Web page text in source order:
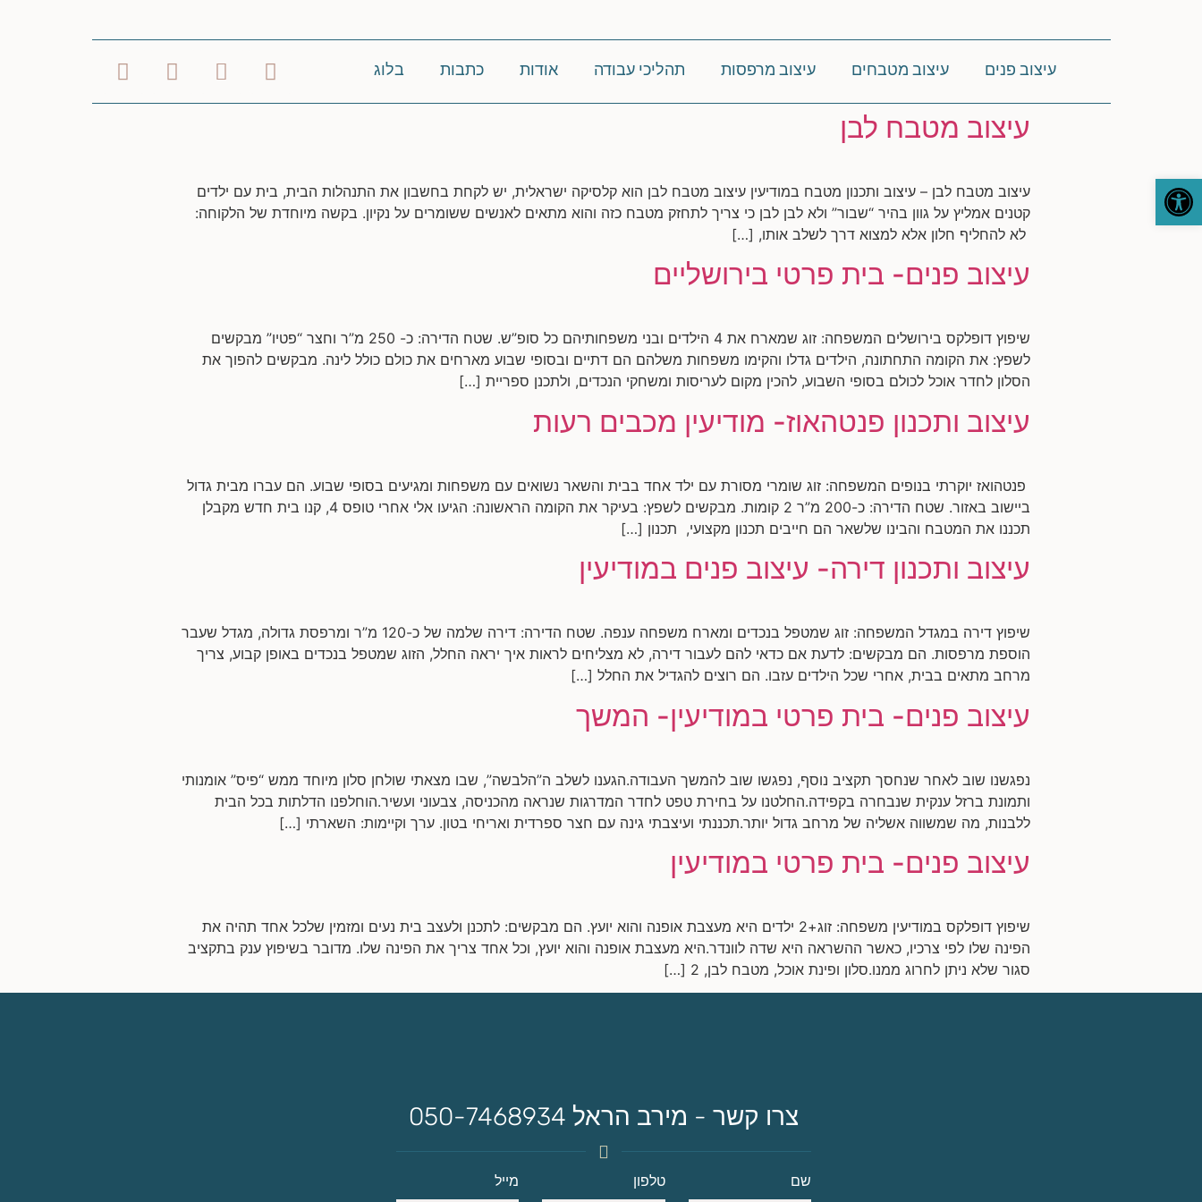
פתח סרגל נגישות
עיצוב פנים עיצוב מטבחים עיצוב מרפסות תהליכי עבודה אודות כתבות בלוג
עיצוב מטבח לבן
עיצוב מטבח לבן – עיצוב ותכנון מטבח במודיעין עיצוב מטבח לבן הוא קלסיקה ישראלית, יש לקחת בחשבון את התנהלות הבית, בית עם ילדים
קטנים אמליץ על גוון בהיר “שבור” ולא לבן לבן כי צריך לתחזק מטבח כזה והוא מתאים לאנשים ששומרים על נקיון. בקשה מיוחדת של הלקוחה:
לא להחליף חלון אלא למצוא דרך לשלב אותו, […]
עיצוב פנים- בית פרטי בירושליים
שיפוץ דופלקס בירושלים המשפחה: זוג שמארח את 4 הילדים ובני משפחותיהם כל סופ”ש. שטח הדירה: כ- 250 מ”ר וחצר “פטיו” מבקשים
לשפץ: את הקומה התחתונה, הילדים גדלו והקימו משפחות משלהם הם דתיים ובסופי שבוע מארחים את כולם כולל לינה. מבקשים להפוך את
הסלון לחדר אוכל לכולם בסופי השבוע, להכין מקום לעריסות ומשחקי הנכדים, ולתכנן ספריית […]
עיצוב ותכנון פנטהאוז- מודיעין מכבים רעות
פנטהואז יוקרתי בנופים המשפחה: זוג שומרי מסורת עם ילד אחד בבית והשאר נשואים עם משפחות ומגיעים בסופי שבוע. הם עברו מבית גדול
ביישוב באזור. שטח הדירה: כ-200 מ”ר 2 קומות. מבקשים לשפץ: בעיקר את הקומה הראשונה: הגיעו אלי אחרי טופס 4, קנו בית חדש מקבלן
תכננו את המטבח והבינו שלשאר הם חייבים תכנון מקצועי, תכנון […]
עיצוב ותכנון דירה- עיצוב פנים במודיעין
שיפוץ דירה במגדל המשפחה: זוג שמטפל בנכדים ומארח משפחה ענפה. שטח הדירה: דירה שלמה של כ-120 מ”ר ומרפסת גדולה, מגדל שעבר
הוספת מרפסות. הם מבקשים: לדעת אם כדאי להם לעבור דירה, לא מצליחים לראות איך יראה החלל, הזוג שמטפל בנכדים באופן קבוע, צריך
מרחב מתאים בבית, אחרי שכל הילדים עזבו. הם רוצים להגדיל את החלל […]
עיצוב פנים- בית פרטי במודיעין- המשך
נפגשנו שוב לאחר שנחסך תקציב נוסף, נפגשו שוב להמשך העבודה.הגענו לשלב ה”הלבשה”, שבו מצאתי שולחן סלון מיוחד ממש “פיס” אומנותי
ותמונת ברזל ענקית שנבחרה בקפידה.החלטנו על בחירת טפט לחדר המדרגות שנראה מהכניסה, צבעוני ועשיר.הוחלפנו הדלתות בכל הבית
ללבנות, מה שמשווה אשליה של מרחב גדול יותר.תכננתי ועיצבתי גינה עם חצר ספרדית ואריחי בטון. ערך וקיימות: השארתי […]
עיצוב פנים- בית פרטי במודיעין
שיפוץ דופלקס במודיעין משפחה: זוג+2 ילדים היא מעצבת אופנה והוא יועץ. הם מבקשים: לתכנן ולעצב בית נעים ומזמין שלכל אחד תהיה את
הפינה שלו לפי צרכיו, כאשר ההשראה היא שדה לוונדר.היא מעצבת אופנה והוא יועץ, וכל אחד צריך את הפינה שלו. מדובר בשיפוץ ענק בתקציב
סגור שלא ניתן לחרוג ממנו.סלון ופינת אוכל, מטבח לבן, 2 […]
צרו קשר - מירב הראל 050-7468934
שם טלפון מייל